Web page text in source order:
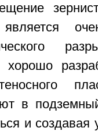
хорошо
в
и